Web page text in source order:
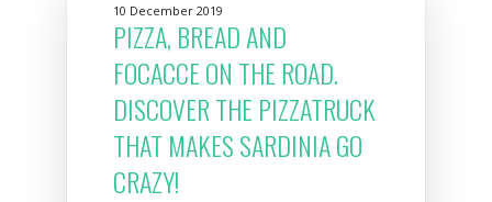
10 December 2019
PIZZA, BREAD AND
FOCACCE ON THE ROAD.
DISCOVER THE PIZZATRUCK
THAT MAKES SARDINIA GO
CRAZY!